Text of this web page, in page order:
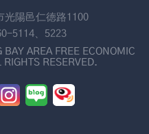
光陽邑仁徳路1100
5114、5223
AREA FREE ECONOMIC
RESERVED.